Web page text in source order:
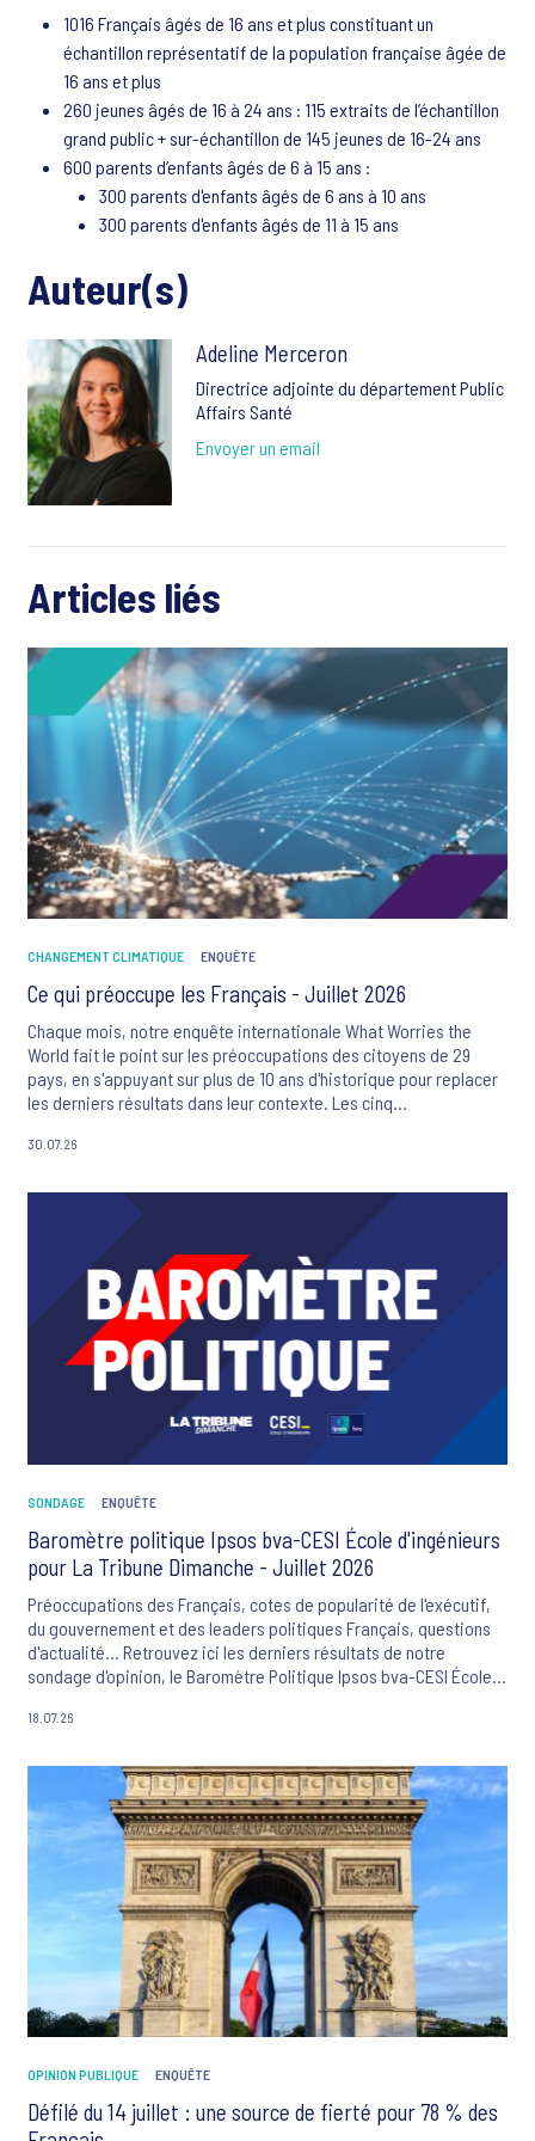
1016 Français âgés de 16 ans et plus constituant un
échantillon représentatif de la population française âgée de
16 ans et plus
260 jeunes âgés de 16 à 24 ans : 115 extraits de l’échantillon
grand public + sur-échantillon de 145 jeunes de 16-24 ans
600 parents d’enfants âgés de 6 à 15 ans :
300 parents d'enfants âgés de 6 ans à 10 ans
300 parents d'enfants âgés de 11 à 15 ans
Auteur(s)
Adeline Merceron
Directrice adjointe du département Public
Affairs Santé
Envoyer un email
Articles liés
CHANGEMENT CLIMATIQUE ENQUÊTE
Ce qui préoccupe les Français - Juillet 2026
Chaque mois, notre enquête internationale What Worries the
World fait le point sur les préoccupations des citoyens de 29
pays, en s'appuyant sur plus de 10 ans d'historique pour replacer
les derniers résultats dans leur contexte. Les cinq
criminalité et la violence, le changement climatique, l'inflation, le
30.07.26
SONDAGE ENQUÊTE
Baromètre politique Ipsos bva-CESI École d'ingénieurs
pour La Tribune Dimanche - Juillet 2026
Préoccupations des Français, cotes de popularité de l'exécutif,
du gouvernement et des leaders politiques Français, questions
d'actualité... Retrouvez ici les derniers résultats de notre
sondage d'opinion, le Baromètre Politique Ipsos bva-CESI École
18.07.26
OPINION PUBLIQUE ENQUÊTE
Défilé du 14 juillet : une source de fierté pour 78 % des